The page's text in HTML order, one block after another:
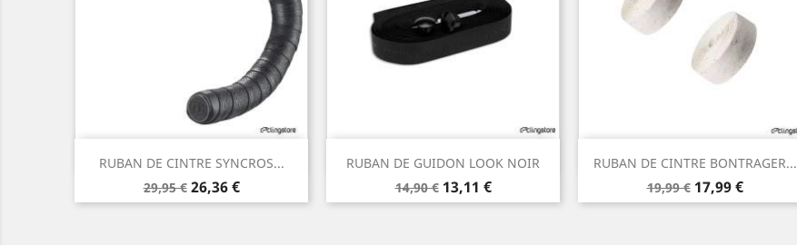
RUBAN DE CINTRE SYNCROS...
Prix
de
29,95 € Prix
26,36 €
Aperçu rapide RUBAN DE GUIDON LOOK NOIR
Prix
de
14,90 € Prix
13,11 €
Aperçu rapide RUBAN DE CINTRE BONTRAGER...
Prix
de
19,99 € Prix
17,99 €
Aperçu rapide